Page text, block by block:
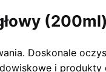
Doskonale
i